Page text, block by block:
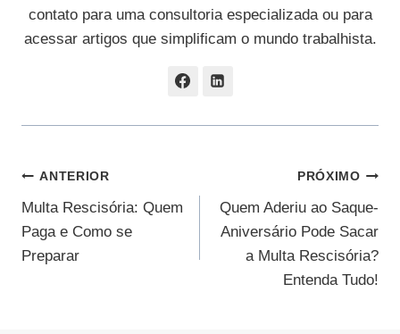
contato para uma consultoria especializada ou para
acessar artigos que simplificam o mundo trabalhista.
Navegação
De
Post
ANTERIOR
Multa Rescisória: Quem
Paga e Como se
Preparar
PRÓXIMO
Quem Aderiu ao Saque-
Aniversário Pode Sacar
a Multa Rescisória?
Entenda Tudo!